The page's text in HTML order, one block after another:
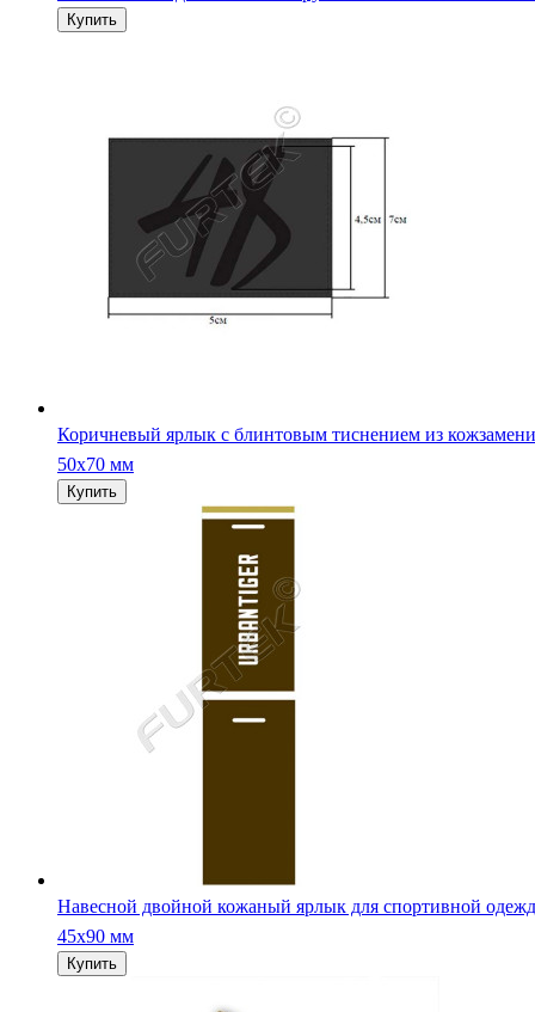
50х70 мм
Навесной двойной кожаный ярлык для спортивной
45х90 мм
Кожаная бирка с канавкой под пришив